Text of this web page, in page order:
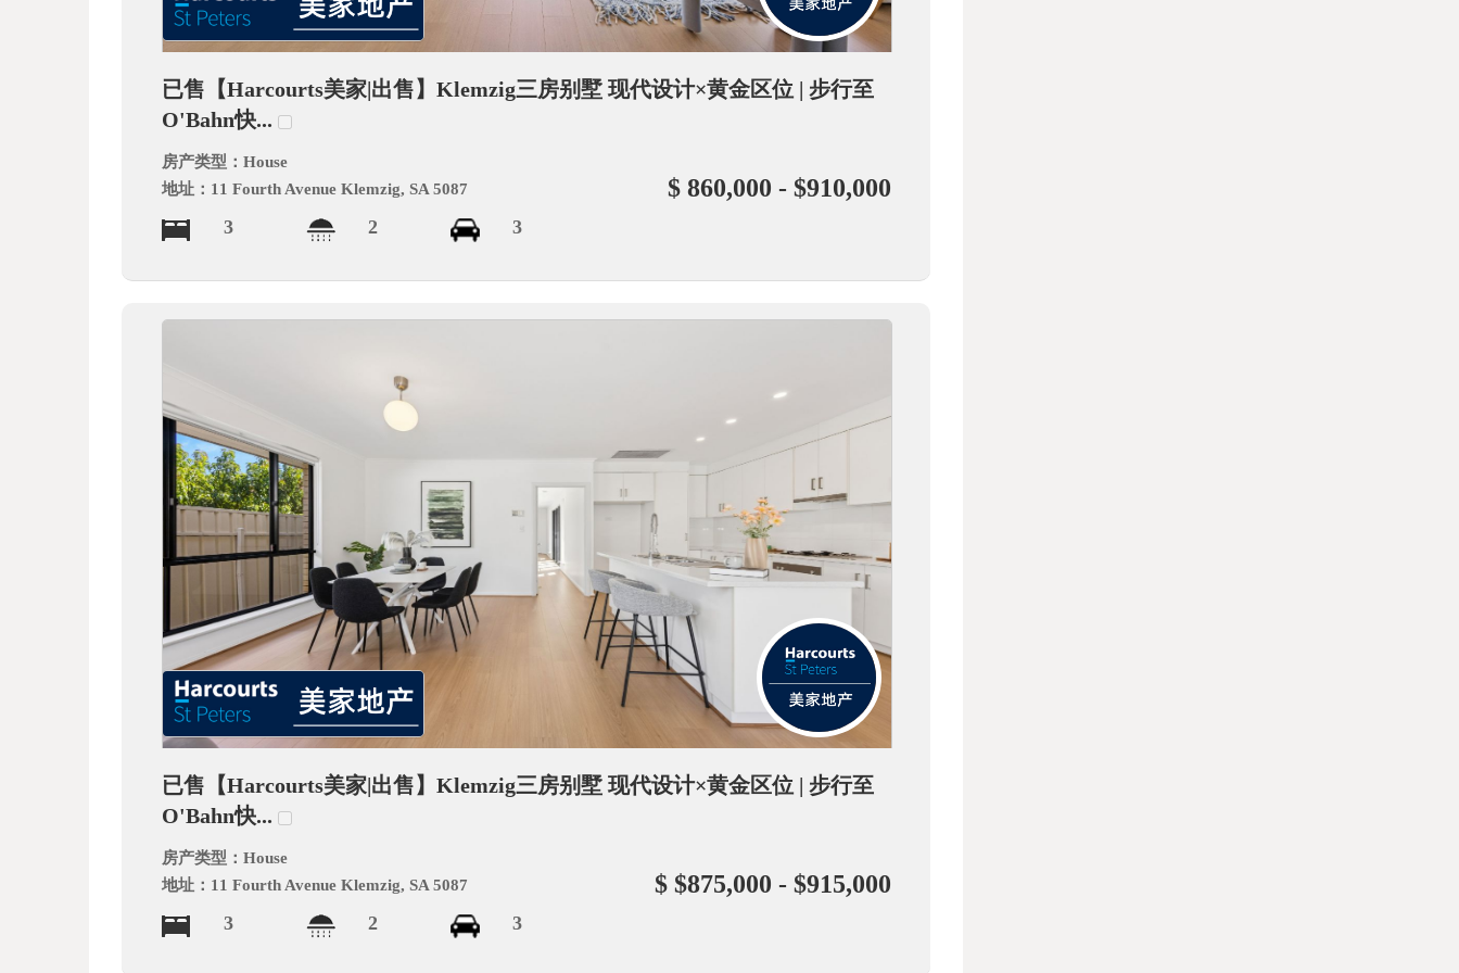
已售【Harcourts美家|出售】Klemzig三房别墅 现代设计×黄金区位 | 步行至
O'Bahn快...
房产类型：House
地址： 11 Fourth Avenue Klemzig, SA 5087
3 2 3
$ 860,000 - $910,000
已售【Harcourts美家|出售】Klemzig三房别墅 现代设计×黄金区位 | 步行至
O'Bahn快...
房产类型：House
地址： 11 Fourth Avenue Klemzig, SA 5087
3 2 3
$ $875,000 - $915,000